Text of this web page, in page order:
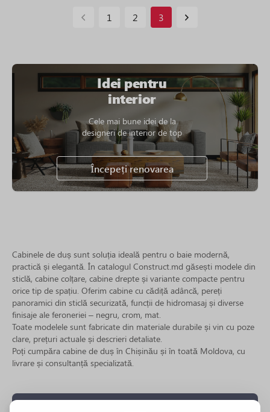
1 2 3
Idei pentru
interior
Cele mai bune idei de la
designeri de interior de top
Începeți renovarea
Cabinele de duș sunt soluția ideală pentru o baie modernă,
practică și elegantă. În catalogul Construct.md găsești modele din
sticlă, cabine colțare, cabine drepte și variante compacte pentru
orice tip de spațiu. Oferim cabine cu cădiță adâncă, pereți
panoramici din sticlă securizată, funcții de hidromasaj și diverse
finisaje ale feroneriei – negru, crom, mat.
Toate modelele sunt fabricate din materiale durabile și vin cu poze
clare, prețuri actuale și descrieri detaliate.
Poți cumpăra cabine de duș în Chișinău și în toată Moldova, cu
livrare și consultanță specializată.